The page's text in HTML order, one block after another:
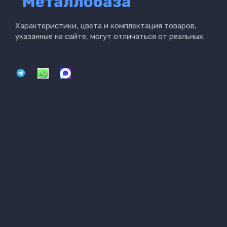
Характеристики, цвета и комплектация товаров,
указанные на сайте, могут отличаться от реальных.